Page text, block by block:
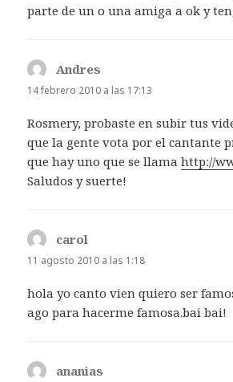
parte de un o una amiga a ok y
Andres
14 febrero 2010 a las 17:13
Rosmery, probaste en subir tus
que la gente vota por el cantante
que hay uno que se llamahttp://
Saludos y suerte!
carol
11 agosto 2010 a las 1:18
hola yo canto vien quiero ser
ago para hacerme famosa.bai bai!
ananias